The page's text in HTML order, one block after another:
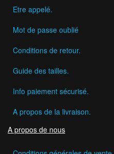
Etre appelé.
Mot de passe oublié
Conditions de retour.
Guide des tailles.
Info paiement sécurisé.
A propos de la livraison.
A propos de nous